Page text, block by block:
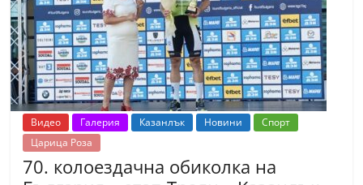
г
о
р
а
–
k
a
z
Видео Галерия Казанлък Новини
Спорт
Царица Роза
70. колоездачна обиколка на